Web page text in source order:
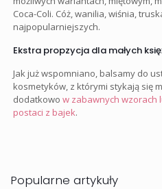
Coca-Coli. Cóż, wanilia, wiśnia,
najpopularniejszych.
Ekstra propzycja dla małych
Jak już wspomniano, balsamy do
kosmetyków, z którymi stykają się
dodatkowow zabawnych wzorach
postaci z bajek.
Popularne artykuły